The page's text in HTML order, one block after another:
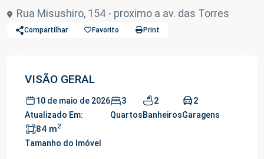
Rua Misushiro, 154 - proximo a av. das Torres
Compartilhar Favorito Print
VISÃO GERAL
10 de maio de 2026
Atualizado Em:
3
Quartos
2
Banheiros
2
Garagens
84 m2
Tamanho do Imóvel